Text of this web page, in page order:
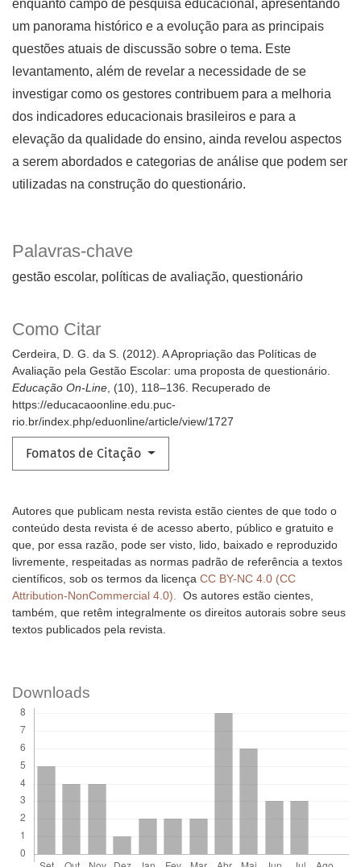
Palavras-chave
gestão escolar políticas de avaliação questionário
Como Citar
Cerdeira, D. G. da S. (2012). A Apropriação das Políticas de
Avaliação pela Gestão Escolar: uma proposta de questionário.
Educação On-Line, (10), 118–136. Recuperado de
https://educacaoonline.edu.puc-
rio.br/index.php/eduonline/article/view/1727
Fomatos de Citação
enquanto campo de pesquisa educacional, apresentando
um panorama histórico e a evolução para as principais
questões atuais de discussão sobre o tema. Este
levantamento, além de revelar a necessidade de se
investigar como os gestores contribuem para a melhoria
dos indicadores educacionais brasileiros e para a
elevação da qualidade do ensino, ainda revelou aspectos
a serem abordados e categorias de análise que podem ser
utilizadas na construção do questionário.
Autores que publicam nesta revista estão cientes de que todo o
conteúdo desta revista é de acesso aberto, público e gratuito e
que, por essa razão, pode ser visto, lido, baixado e reproduzido
livremente, respeitadas as normas padrão de referência a textos
científicos, sob os termos da licença CC BY-NC 4.0 (CC
Attribution-NonCommercial 4.0). Os autores estão cientes,
também, que retêm integralmente os direitos autorais sobre seus
textos publicados pela revista.
Downloads